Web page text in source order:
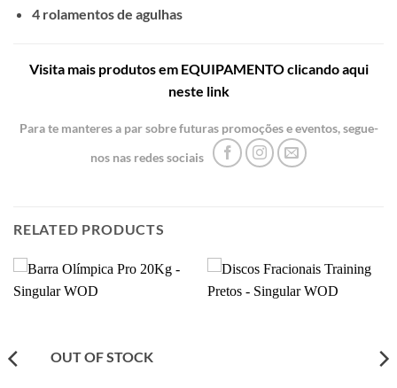
4 rolamentos de agulhas
Visita mais produtos em EQUIPAMENTO clicando aqui
neste link
Para te manteres a par sobre futuras promoções e eventos, segue-
nos nas redes sociais
RELATED PRODUCTS
OUT OF STOCK